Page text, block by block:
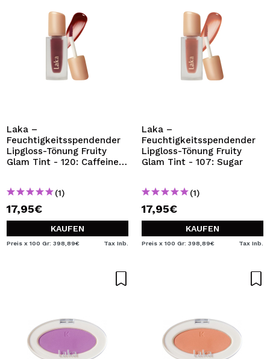
Laka –
Feuchtigkeitsspendender
Lipgloss-Tönung Fruity
Glam Tint - 120: Caffeine
(1)
17,95€
KAUFEN
Preis x 100 Gr: 398,89€ Tax Inb.
Laka –
Feuchtigkeitsspendender
Lipgloss-Tönung Fruity
Glam Tint - 107: Sugar
(1)
17,95€
KAUFEN
Preis x 100 Gr: 398,89€ Tax Inb.